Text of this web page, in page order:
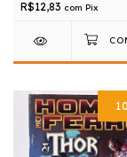
R$12,83 com Pix
10